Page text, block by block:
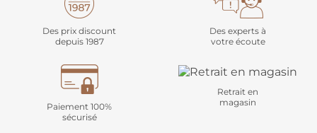
Des prix discount
depuis 1987
Des experts à
votre écoute
Paiement 100%
sécurisé
Retrait en
magasin